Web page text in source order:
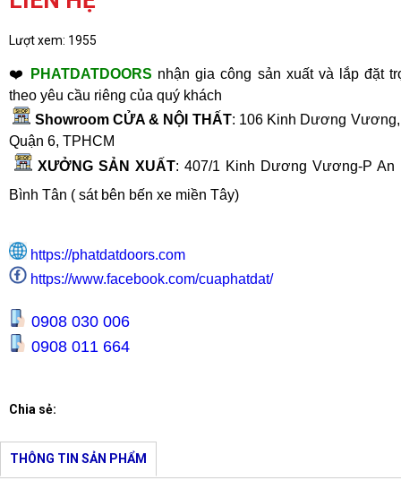
Lượt xem: 1955
❤️ PHATDATDOORS nhận gia công sản xuất và lắp đặt
theo yêu cầu riêng của quý khách
Showroom CỬA & NỘI THẤT: 106 Kinh Dương Vương,
Quận 6, TPHCM
XƯỞNG SẢN XUẤT: 407/1 Kinh Dương Vương-P An
Bình Tân ( sát bên bến xe miền Tây)
https://phatdatdoors.com
https://www.facebook.com/cuaphatdat/
0908 030 006
0908 011 664
Chia sẻ:
THÔNG TIN SẢN PHẨM